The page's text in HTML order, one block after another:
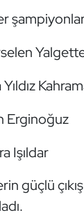
Erginoğuz
Işıldar
güçlü